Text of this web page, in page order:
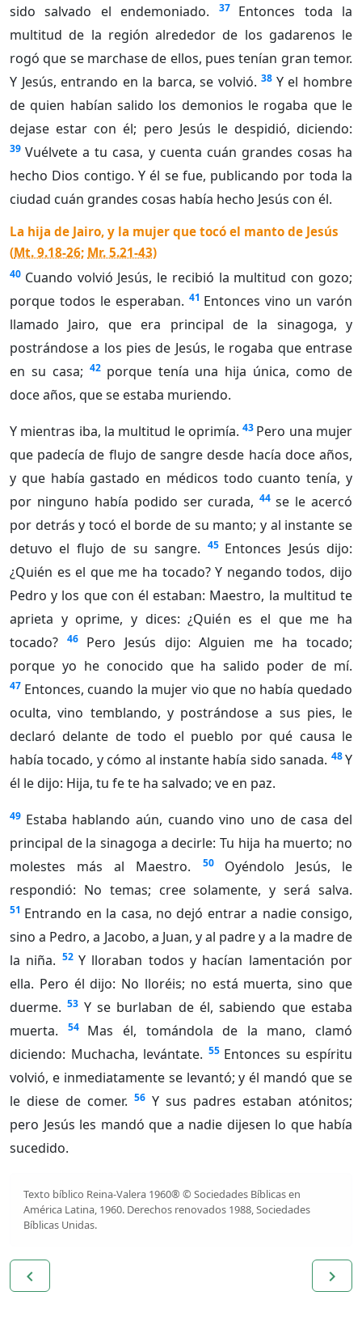
sido salvado el endemoniado.
37
Entonces toda la
multitud de la región alrededor de los gadarenos le
rogó que se marchase de ellos, pues tenían gran temor.
Y Jesús, entrando en la barca, se volvió. 38 Y el hombre
de quien habían salido los demonios le rogaba que le
dejase estar con él; pero Jesús le despidió, diciendo:
39 Vuélvete a tu casa, y cuenta cuán grandes cosas ha
hecho Dios contigo. Y él se fue, publicando por toda la
ciudad cuán grandes cosas había hecho Jesús con él.
La hija de Jairo, y la mujer que tocó el manto de Jesús
(Mt. 9.18-26; Mr. 5.21-43)
40 Cuando volvió Jesús, le recibió la multitud con gozo;
porque todos le esperaban. 41 Entonces vino un varón
llamado Jairo, que era principal de la sinagoga, y
postrándose a los pies de Jesús, le rogaba que entrase
en su casa; 42 porque tenía una hija única, como de
doce años, que se estaba muriendo.
Y mientras iba, la multitud le oprimía. 43 Pero una mujer
que padecía de flujo de sangre desde hacía doce años,
y que había gastado en médicos todo cuanto tenía, y
por ninguno había podido ser curada, 44 se le acercó
por detrás y tocó el borde de su manto; y al instante se
detuvo el flujo de su sangre. 45 Entonces Jesús dijo:
¿Quién es el que me ha tocado? Y negando todos, dijo
Pedro y los que con él estaban: Maestro, la multitud te
aprieta y oprime, y dices: ¿Quién es el que me ha
tocado?
46
Pero Jesús dijo: Alguien me ha tocado;
porque yo he conocido que ha salido poder de mí.
47 Entonces, cuando la mujer vio que no había quedado
oculta, vino temblando, y postrándose a sus pies, le
declaró delante de todo el pueblo por qué causa le
había tocado, y cómo al instante había sido sanada. 48 Y
él le dijo: Hija, tu fe te ha salvado; ve en paz.
49 Estaba hablando aún, cuando vino uno de casa del
principal de la sinagoga a decirle: Tu hija ha muerto; no
molestes más al Maestro.
50
Oyéndolo Jesús, le
respondió: No temas; cree solamente, y será salva.
51 Entrando en la casa, no dejó entrar a nadie consigo,
sino a Pedro, a Jacobo, a Juan, y al padre y a la madre de
la niña. 52 Y lloraban todos y hacían lamentación por
ella. Pero él dijo: No lloréis; no está muerta, sino que
duerme. 53 Y se burlaban de él, sabiendo que estaba
muerta.
54
Mas él, tomándola de la mano, clamó
diciendo: Muchacha, levántate. 55 Entonces su espíritu
volvió, e inmediatamente se levantó; y él mandó que se
le diese de comer. 56 Y sus padres estaban atónitos;
pero Jesús les mandó que a nadie dijesen lo que había
sucedido.
Texto bíblico Reina-Valera 1960® © Sociedades Bíblicas en
América Latina, 1960. Derechos renovados 1988, Sociedades
Bíblicas Unidas.
navigate_before navigate_next